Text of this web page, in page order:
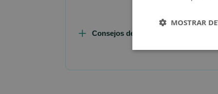
Consejos de Compra Producto
MOSTRAR